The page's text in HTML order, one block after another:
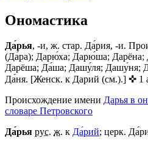
Ономастика
Да́рья, -и, ж. стар. Да́рия, -и.
(Да́ра); Дарю́ха; Дарю́ша; Дарёна;
Дарёша; Да́ша; Дашу́ля; Дашу́ня;
Да́ня. [Женск. к Дарий (см.).] ✜ 1
Происхождение имени Дарья в
словаре Петровского
Да́рья рус. ж. к Да́рий; церк.